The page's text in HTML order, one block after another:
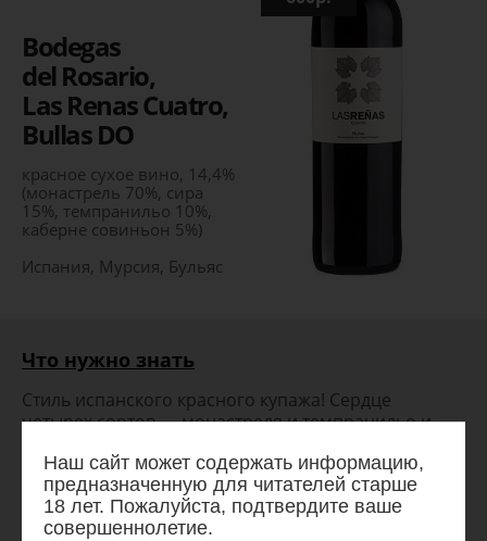
Наш сайт может содержать информацию,
предназначенную для читателей старше
18 лет. Пожалуйста, подтвердите ваше
совершеннолетие.
красное сухое вино, 14,4%
(монастрель 70%, сира
15%, темпранильо 10%,
каберне совиньон 5%)
Испания, Мурсия, Бульяс
Bodegas
del Rosario,
Las Renas Cuatro,
Bullas DO
Стиль испанского красного купажа! Сердце
четырех сортов — монастреля и темпранильо и
равно джемовая сочность, спелые красные
фрукты, поджаренные тона, ноты ванили и дуба.
Что нужно знать